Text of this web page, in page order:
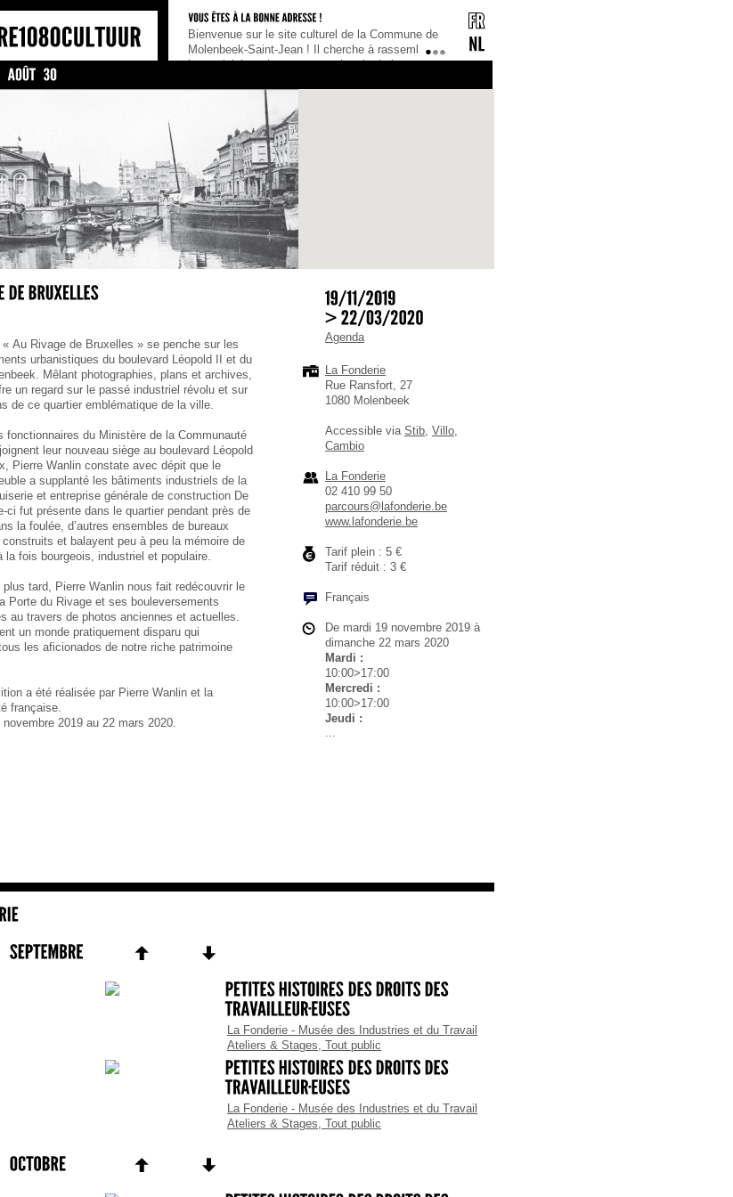
Bienvenue sur le site culturel de la Commune de
Saint-Jean ! Il cherche à rassembler
activités et les acteurs culturels de la
commune, tel un portail de référence pour tous
Notre portail culturel édite une lettre d’information
culturelle gratuite.Vous souhaitez la recevoir ?
Bonne idée !Mais préalablement, il faut vous
123
Agenda
La Fonderie
Rue Ransfort, 27
1080 Molenbeek
Accessible via Stib, Villo,
Cambio
La Fonderie
02 410 99 50
parcours@lafonderie.be
www.lafonderie.be
Tarif plein : 5 €
Tarif réduit : 3 €
Français
De mardi 19 novembre 2019 à
dimanche 22 mars 2020
Mardi :
10:00>17:00
Mercredi :
10:00>17:00
Jeudi :
10:00>17:00
...
« Au Rivage de Bruxelles » se penche sur les
urbanistiques du boulevard Léopold II et du
Mêlant photographies, plans et archives,
un regard sur le passé industriel révolu et sur
de ce quartier emblématique de la ville.
fonctionnaires du Ministère de la Communauté
leur nouveau siège au boulevard Léopold
Pierre Wanlin constate avec dépit que le
a supplanté les bâtiments industriels de la
et entreprise générale de construction De
ci fut présente dans le quartier pendant près de
la foulée, d’autres ensembles de bureaux
et balayent peu à peu la mémoire de
la fois bourgeois, industriel et populaire.
plus tard, Pierre Wanlin nous fait redécouvrir le
Porte du Rivage et ses bouleversements
au travers de photos anciennes et actuelles.
un monde pratiquement disparu qui
les aficionados de notre riche patrimoine
a été réalisée par Pierre Wanlin et la
française.
2019 au 22 mars 2020.
La Fonderie - Musée des Industries et du Travail
Ateliers & Stages, Tout public
La Fonderie - Musée des Industries et du Travail
Ateliers & Stages, Tout public